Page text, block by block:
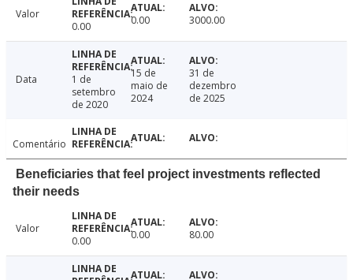
Valor
0.00
0.00 3000.00
Data
1 de
setembro
de 2020
15 de
maio de
2024
31 de
dezembro
de 2025
Comentário
Beneficiaries that feel project investments reflected
their needs
Valor
0.00
0.00 80.00